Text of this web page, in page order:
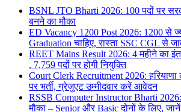
BSNL JTO Bharti 2026: 100 पदों पर
बनने का मौका
ED Vacancy 1200 Post 2026: 1200 से
Graduation चाहिए, रास्ता SSC CGL से
REET Mains Result 2026: 4 महीने का
, 7,759 पदों पर होगी नियुक्ति
Court Clerk Recruitment 2026: हरियाणा
पर भर्ती, ग्रेजुएट उम्मीदवार करें आवेदन
RSSB Computer Instructor Bharti
मौका – Senior और Basic दोनों के लिए, जानें